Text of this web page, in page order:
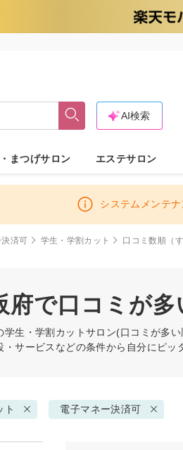
AI検索
まつげサロン エステサロン
システムメンテ
済可 学生・学割カット 口コミ数順（す
府で口コミが
学生・学割カットサロン(口コミが多
・サービスなどの条件から自分にピッ
ト 電子マネー決済可